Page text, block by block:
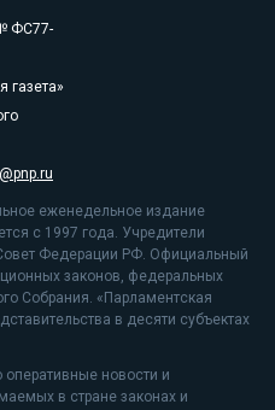
ФС77-
газета»
еженедельное издание
с 1997 года. Учредители
Федерации РФ. Официальный
законов, федеральных
Собрания. «Парламентская
в десяти субъектах
оперативные новости и
в стране законах и